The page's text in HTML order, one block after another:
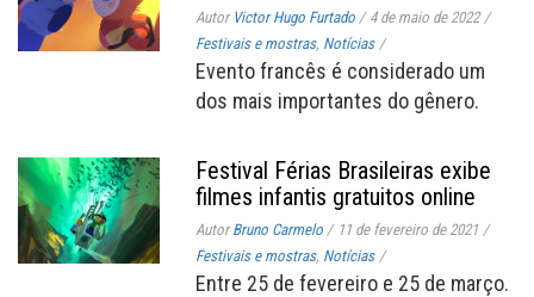
Autor Victor Hugo Furtado / 4 de maio de 2022 /
Festivais e mostras, Notícias /
Evento francês é considerado um
dos mais importantes do gênero.
Festival Férias Brasileiras exibe
filmes infantis gratuitos online
AutorBruno Carmelo / 11 de fevereiro de 2021 /
Festivais e mostras, Notícias /
Entre 25 de fevereiro e 25 de março.